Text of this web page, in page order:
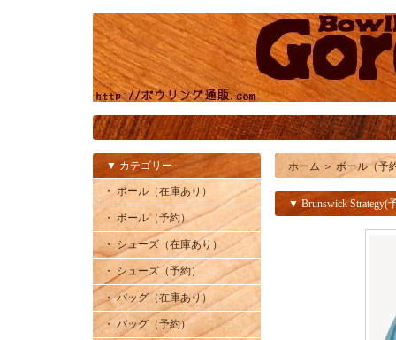
▼ カテゴリー
・ ボール（在庫あり）
・ ボール（予約）
・ シューズ（在庫あり）
・ シューズ（予約）
・ バッグ（在庫あり）
・ バッグ（予約）
ホーム ＞ ボール（予
▼ Brunswick Strategy(